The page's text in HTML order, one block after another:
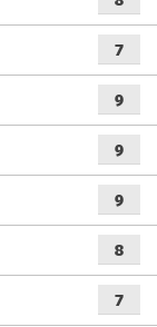
7
9
9
9
8
7